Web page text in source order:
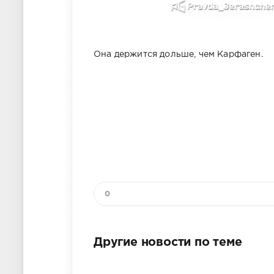
Она держится дольше, чем Карфаген.
0
Другие новости по теме